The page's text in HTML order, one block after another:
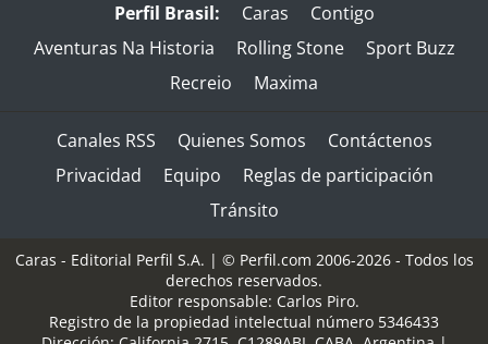
Perfil Brasil: Caras
Contigo
Aventuras Na Historia
Rolling Stone
Sport Buzz
Recreio
Maxima
Canales RSS Quienes Somos
Contáctenos
Privacidad
Equipo
Reglas de participación
Tránsito
Caras - Editorial Perfil S.A. | © Perfil.com 2006-2026 - Todos los
derechos reservados.
Editor responsable: Carlos Piro.
Registro de la propiedad intelectual número 5346433